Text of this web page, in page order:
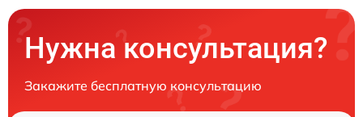
Нужна консультация?
Закажите бесплатную консультацию